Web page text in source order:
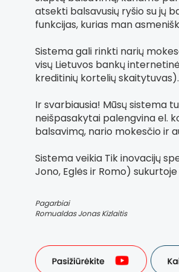
atsekti balsavusių ryšio su jų
funkcijas, kurias man
Sistema gali rinkti narių
visų Lietuvos bankų
kreditinių kortelių skaitytuvas).
Ir svarbiausia! Mūsų sistema
neišpasakytai palengvina el.
balsavimą, nario mokesčio ir
Sistema veikia Tik inovacijų
Jono, Eglės ir Romo)
Pagarbiai
Romualdas Jonas Kizlaitis